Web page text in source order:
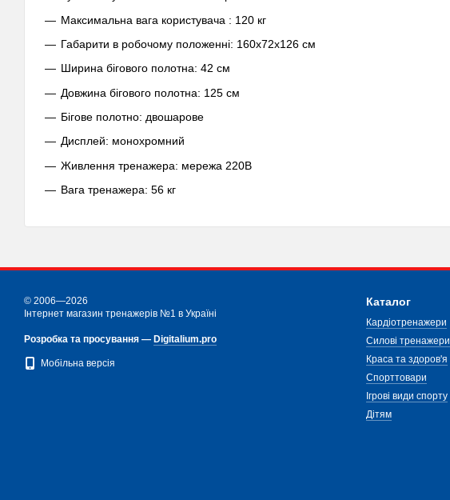
Максимальна вага користувача : 120 кг
Габарити в робочому положенні: 160х72х126 см
Ширина бігового полотна: 42 см
Довжина бігового полотна: 125 см
Бігове полотно: двошарове
Дисплей: монохромний
Живлення тренажера: мережа 220В
Вага тренажера: 56 кг
© 2006—2026
Інтернет магазин тренажерів №1 в Україні
Розробка та просування — Digitalium.pro
Мобільна версія
Каталог
Кардіотренажери
Силові тренажери
Краса та здоров'я
Спорттовари
Ігрові види спорту
Дітям